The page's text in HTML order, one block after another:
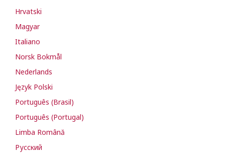
Hrvatski
Magyar
Italiano
Norsk Bokmål
Nederlands
Język Polski
Português (Brasil)
Português (Portugal)
Limba Română
Русский